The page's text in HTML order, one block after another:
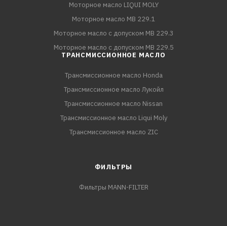
Моторное масло LIQUI MOLY
Моторное масло MB 229.1
Моторное масло с допуском MB 229.3
Моторное масло с допуском MB 229.5
ТРАНСМИССИОННОЕ МАСЛО
Трансмиссионное масло Honda
Трансмиссионное масло Лукойл
Трансмиссионное масло Nissan
Трансмиссионное масло Liqui Moly
Трансмиссионное масло ZIC
ФИЛЬТРЫ
Фильтры MANN-FILTER